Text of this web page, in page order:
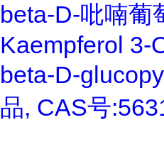
beta-D-吡喃葡
Kaempferol 3-
beta-D-
品, CAS号